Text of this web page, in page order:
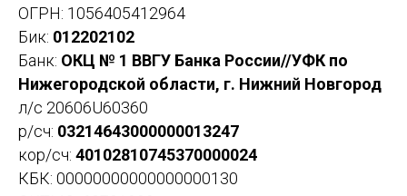
ОГРН: 1056405412964
Бик: 012202102
Банк: ОКЦ № 1 ВВГУ Банка России//УФК по
Нижегородской области, г. Нижний Новгород
л/с 20606U60360
р/сч: 03214643000000013247
кор/сч: 40102810745370000024
КБК: 00000000000000000130